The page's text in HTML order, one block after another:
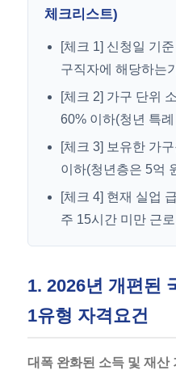
체크리스트)
[체크 1] 신청일 기
구직자에 해당하는
[체크 2] 가구 단위
60% 이하(청년 특
[체크 3] 보유한 가
이하(청년층은 5억
[체크 4] 현재 실업
주 15시간 미만 근
1. 2026년 개편된
1유형 자격요건
대폭 완화된 소득 및 재산